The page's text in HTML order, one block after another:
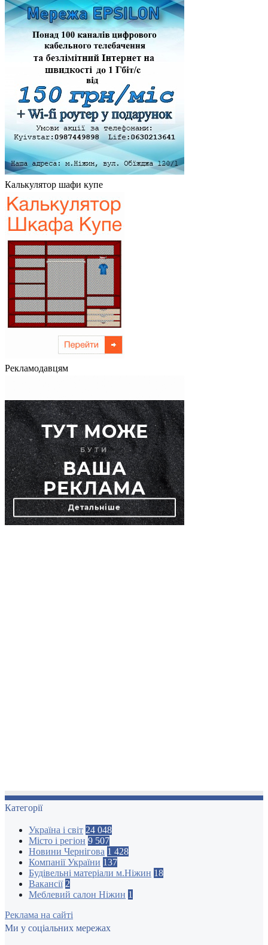
Калькулятор шафи купе
Рекламодавцям
Категорії
Україна і світ 24 048
Місто і регіон 9 507
Новини Чернігова 1 428
Компанії України 137
Будівельні матеріали м.Ніжин 18
Вакансії 2
Меблевий салон Ніжин 1
Реклама на сайті
Ми у соціальних мережах